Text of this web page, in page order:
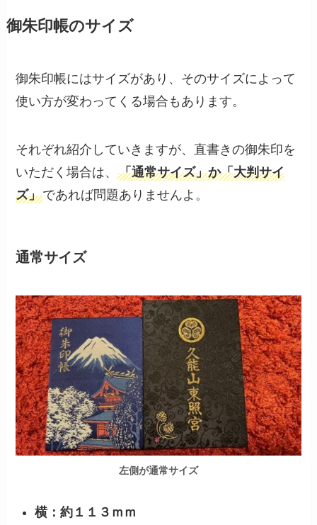
御朱印帳のサイズ
御朱印帳にはサイズがあり、そのサイズによって
使い方が変わってくる場合もあります。
それぞれ紹介していきますが、直書きの御朱印を
いただく場合は、「通常サイズ」か「大判サイ
ズ」であれば問題ありませんよ。
通常サイズ
左側が通常サイズ
横：約１１３ｍｍ